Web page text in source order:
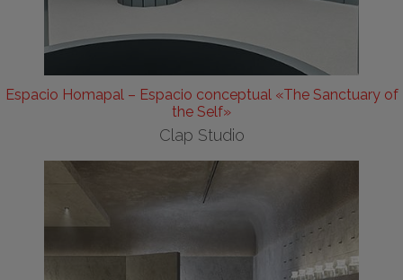
Espacio Homapal – Espacio conceptual «The Sanctuary of
the Self»
Clap Studio